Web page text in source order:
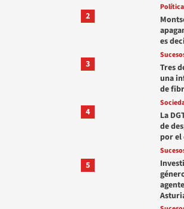
2
Política
es
3
Tres
una
de
4
La
de
por el
5